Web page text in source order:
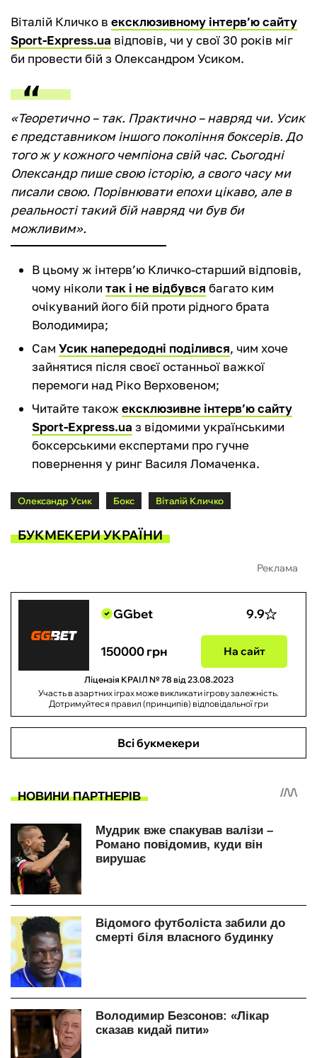
Віталій Кличко в ексклюзивному інтерв’ю сайту
Sport-Express.ua відповів, чи у свої 30 років міг
би провести бій з Олександром Усиком.
«Теоретично – так. Практично – навряд чи. Усик
є представником іншого покоління боксерів. До
того ж у кожного чемпіона свій час. Сьогодні
Олександр пише свою історію, а свого часу ми
писали свою. Порівнювати епохи цікаво, але в
реальності такий бій навряд чи був би
можливим».
В цьому ж інтерв’ю Кличко-старший відповів,
чому ніколи так і не відбувся багато ким
очікуваний його бій проти рідного брата
Володимира;
Сам Усик напередодні поділився, чим хоче
зайнятися після своєї останньої важкої
перемоги над Ріко Верховеном;
Читайте також ексклюзивне інтерв’ю сайту
Sport-Express.ua з відомими українськими
боксерськими експертами про гучне
повернення у ринг Василя Ломаченка.
Олександр Усик Бокс Віталій Кличко
БУКМЕКЕРИ УКРАЇНИ
Реклама
GGbet 9.9
150000 грн На сайт
Ліцензія КРАІЛ № 78 від 23.08.2023
Участь в азартних іграх може викликати ігрову залежність.
Дотримуйтеся правил (принципів) відповідальної гри
Всі букмекери